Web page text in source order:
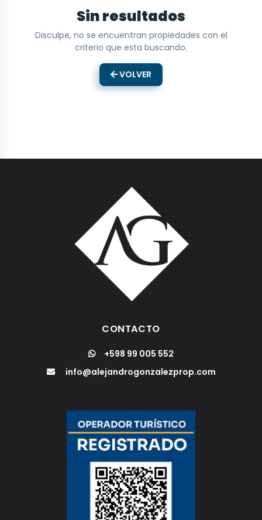
Sin resultados
Disculpe, no se encuentran propiedades con el
criterio que esta buscando.
VOLVER
CONTACTO
+598 99 005 552
info@alejandrogonzalezprop.com